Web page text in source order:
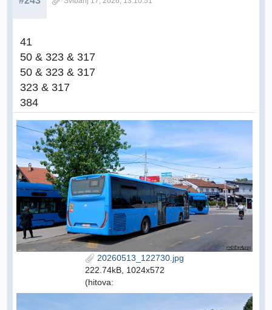
41
50 & 323 & 317
50 & 323 & 317
323 & 317
384
20260513_122730.jpg
222.74kB, 1024x572
(hitova: